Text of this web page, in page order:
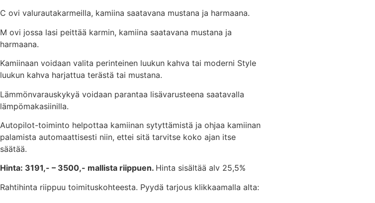
C ovi valurautakarmeilla, kamiina saatavana mustana ja harmaana.
M ovi jossa lasi peittää karmin, kamiina saatavana mustana ja
harmaana.
Kamiinaan voidaan valita perinteinen luukun kahva tai moderni Style
luukun kahva harjattua terästä tai mustana.
Lämmönvarauskykyä voidaan parantaa lisävarusteena saatavalla
lämpömakasiinilla.
Autopilot-toiminto helpottaa kamiinan sytyttämistä ja ohjaa kamiinan
palamista automaattisesti niin, ettei sitä tarvitse koko ajan itse
säätää.
Hinta: 3191,- – 3500,- mallista riippuen. Hinta sisältää alv 25,5%
Rahtihinta riippuu toimituskohteesta. Pyydä tarjous klikkaamalla alta: